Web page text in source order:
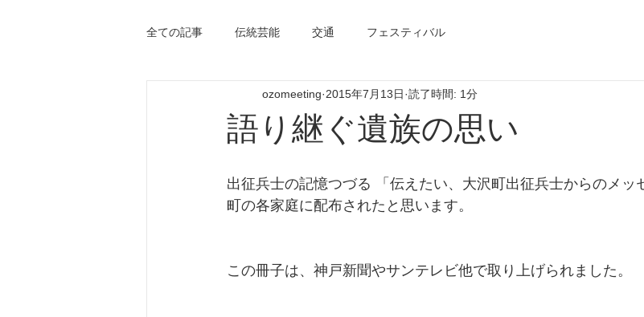
全ての記事 伝統芸能 交通 フェスティバル
語り継ぐ遺族の思い
ozomeeting 2015年7月13日 読了時間: 1分
出征兵士の記憶つづる 「伝えたい、大沢町出征兵士からのメッ
町の各家庭に配布されたと思います。
この冊子は、神戸新聞やサンテレビ他で取り上げられました。